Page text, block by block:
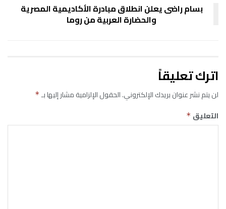
بسام راضى يعلن انطلاق مبادرة الأكاديمية المصرية
والحضارة العربية من روما
اترك تعليقاً
لن يتم نشر عنوان بريدك الإلكتروني.الحقول الإلزامية مشار إليها بـ*
التعليق *